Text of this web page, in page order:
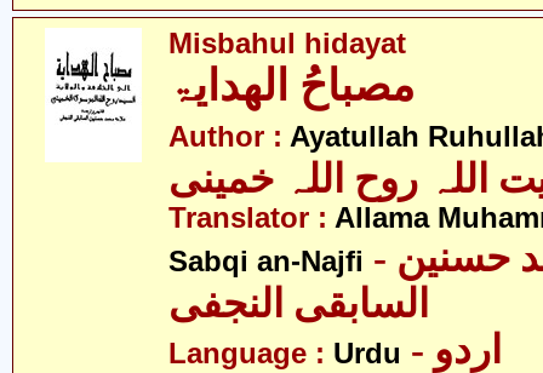
Misbahul hidayat
مصباحُ الھدایۃ
Author : Ayatullah
اللہ روح اللہ خمینی
Translator : Allama
Sabqi an-Najfi - علامہ محمد حسنین
السابقی النجفی
Language : Urdu - اردو